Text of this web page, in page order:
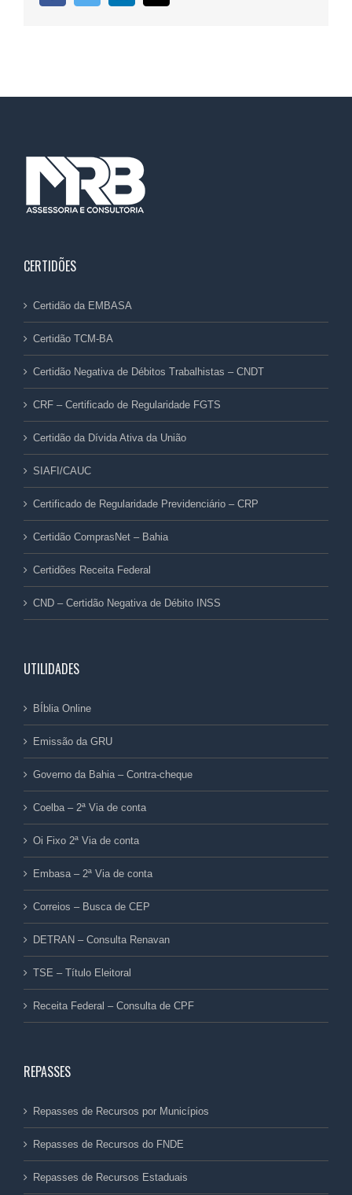
mail
CERTIDÕES
Certidão da EMBASA
Certidão TCM-BA
Certidão Negativa de Débitos Trabalhistas – CNDT
CRF – Certificado de Regularidade FGTS
Certidão da Dívida Ativa da União
SIAFI/CAUC
Certificado de Regularidade Previdenciário – CRP
Certidão ComprasNet – Bahia
Certidões Receita Federal
CND – Certidão Negativa de Débito INSS
UTILIDADES
BÍblia Online
Emissão da GRU
Governo da Bahia – Contra-cheque
Coelba – 2ª Via de conta
Oi Fixo 2ª Via de conta
Embasa – 2ª Via de conta
Correios – Busca de CEP
DETRAN – Consulta Renavan
TSE – Título Eleitoral
Receita Federal – Consulta de CPF
REPASSES
Repasses de Recursos por Municípios
Repasses de Recursos do FNDE
Repasses de Recursos Estaduais